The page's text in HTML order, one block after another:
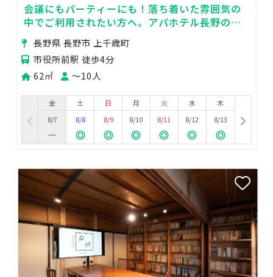
会議にもパーティーにも！落ち着いた雰囲気の
中でご利用されたい方へ。アパホテル長野のマ
ーブルルーム
長野県 長野市 上千歳町
市役所前駅 徒歩4分
62㎡
〜10人
金
8/7
土
8/8
日
8/9
月
8/10
火
8/11
水
8/12
木
8/13